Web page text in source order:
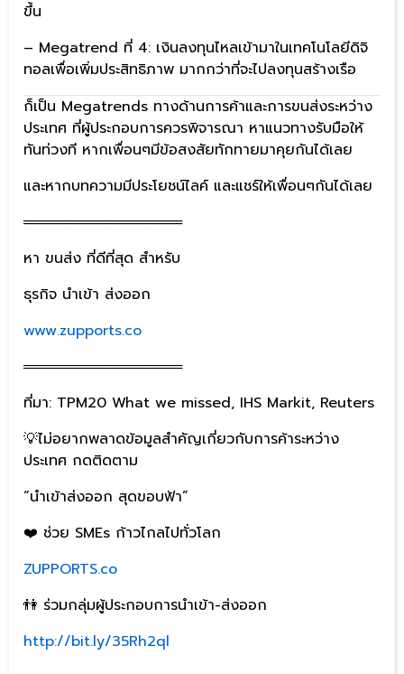
ขึ้น
– Megatrend ที่ 4: เงินลงทุนไหลเข้ามาในเทคโนโลยีดิจิ
ทอลเพื่อเพิ่มประสิทธิภาพ มากกว่าที่จะไปลงทุนสร้างเรือ
ก็เป็น Megatrends ทางด้านการค้าและการขนส่งระหว่าง
ประเทศ ที่ผู้ประกอบการควรพิจารณา หาแนวทางรับมือให้
ทันท่วงที หากเพื่อนๆมีข้อสงสัยทักทายมาคุยกันได้เลย
และหากบทความมีประโยชน์ไลค์ และแชร์ให้เพื่อนๆกันได้เลย
════════════════
หา ขนส่ง ที่ดีที่สุด สำหรับ
ธุรกิจ นำเข้า ส่งออก
www.zupports.co
════════════════
ที่มา: TPM20 What we missed, IHS Markit, Reuters
💡ไม่อยากพลาดข้อมูลสำคัญเกี่ยวกับการค้าระหว่าง
ประเทศ กดติดตาม
“นำเข้าส่งออก สุดขอบฟ้า”
❤️ ช่วย SMEs ก้าวไกลไปทั่วโลก
ZUPPORTS.co
👫 ร่วมกลุ่มผู้ประกอบการนำเข้า-ส่งออก
http://bit.ly/35Rh2ql